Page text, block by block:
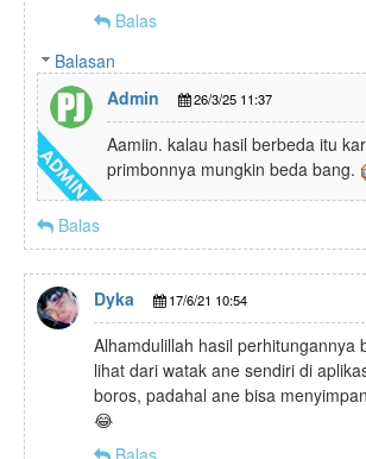
Balas
Balasan
Admin
26/3/25 11:37
Aamiin. kalau hasil berbeda itu
primbonnya mungkin beda bang.
Balas
Dyka 17/6/21 10:54
Alhamdulillah hasil perhitungannya
lihat dari watak ane sendiri di
boros, padahal ane bisa
😂
Balas